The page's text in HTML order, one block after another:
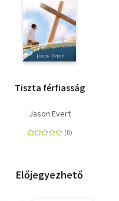
Tiszta férfiasság
Jason Evert
Előjegyezhető